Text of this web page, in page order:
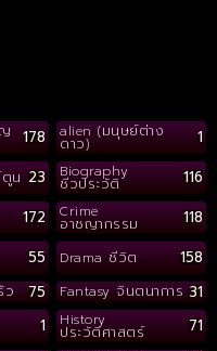
178 alien (มนุษย์ต่าง
ดาว) 1
น 23 Biography
ชีวประวัติ 116
172 Crime
อาชญากรรม 118
55 Drama ชีวิต 158
ว 75 Fantasy จินตนาการ 31
1 History
ประวัติศาสตร์ 71